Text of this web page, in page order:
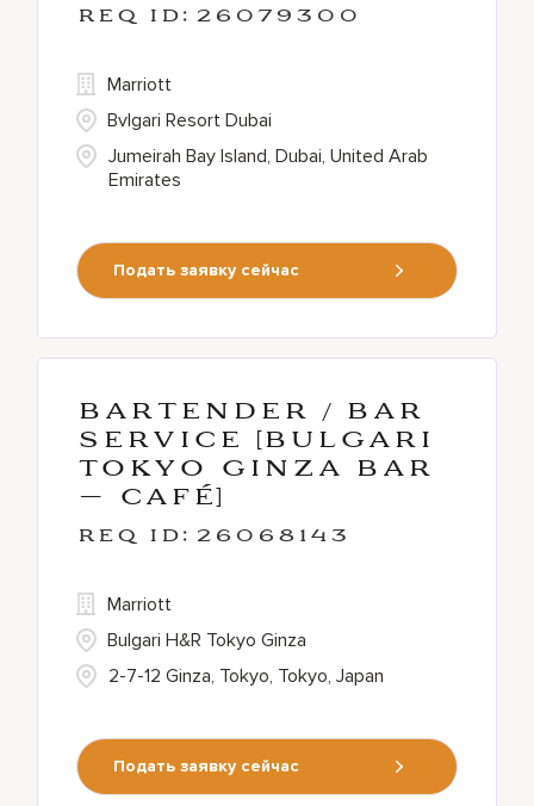
26079300
Jumeirah Bay Island, Dubai, United Arab
Emirates
Marriott
Bvlgari Resort Dubai
Подать заявку сейчас
Bartender / Bar
service [Bulgari
Tokyo Ginza Bar
– Café]
26068143
2-7-12 Ginza, Tokyo, Tokyo, Japan
Marriott
Bulgari H&R Tokyo Ginza
Подать заявку сейчас